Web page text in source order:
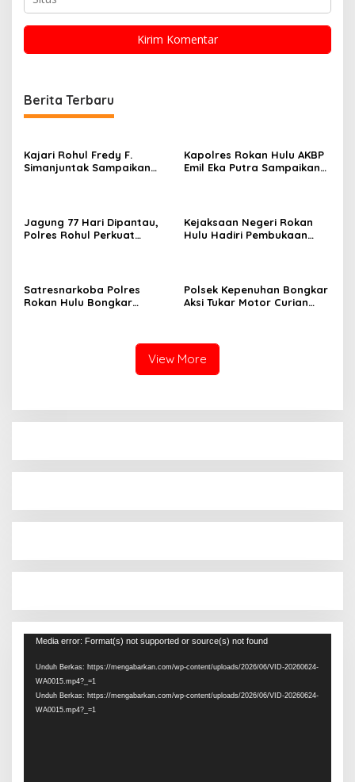
Berita Terbaru
Kajari Rohul Fredy F.
Simanjuntak Sampaikan
Kapolres Rokan Hulu AKBP
Emil Eka Putra Sampaikan
Jagung 77 Hari Dipantau,
Polres Rohul Perkuat
Kejaksaan Negeri Rokan
Hulu Hadiri Pembukaan
Satresnarkoba Polres
Rokan Hulu Bongkar
Polsek Kepenuhan Bongkar
Aksi Tukar Motor Curian
View More
Pemutar
Media error: Format(s) not supported or source(s) not found
Unduh Berkas: https://mengabarkan.com/wp-content/uploads/2026/06/VID-20260624-
WA0015.mp4?_=1
Unduh Berkas: https://mengabarkan.com/wp-content/uploads/2026/06/VID-20260624-
WA0015.mp4?_=1